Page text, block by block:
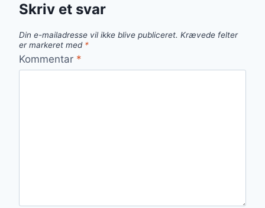
Skriv et svar
Din e-mailadresse vil ikke blive publiceret. Krævede felter
er markeret med *
Kommentar *